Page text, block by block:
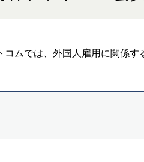
コムでは、外国人雇用に関係